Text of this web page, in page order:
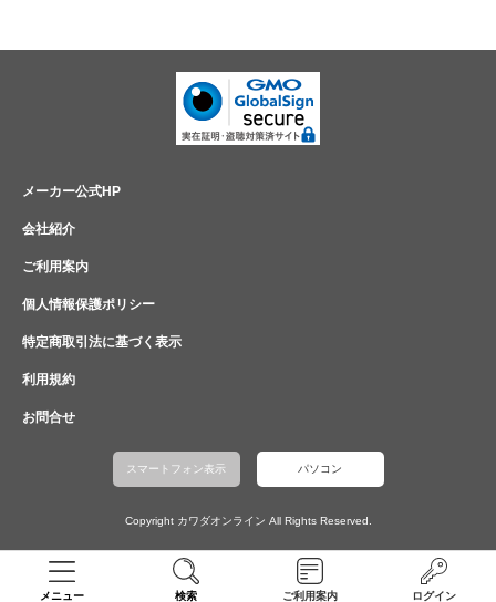
メニュー 検索 ご利用案内 ログイン
メーカー公式HP
会社紹介
ご利用案内
個人情報保護ポリシー
特定商取引法に基づく表示
利用規約
お問合せ
スマートフォン表示 パソコン
Copyright カワダオンライン All Rights Reserved.